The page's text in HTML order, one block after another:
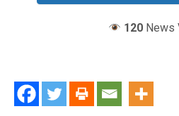
120 News